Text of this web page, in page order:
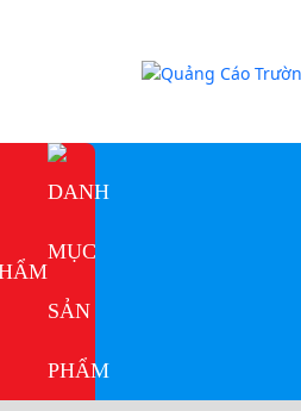
MA